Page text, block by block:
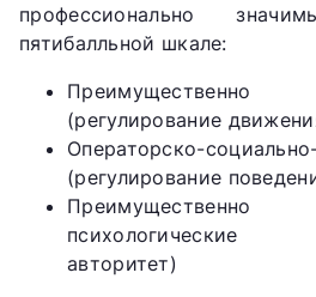
профессионально
пятибалльной шкале:
(регулирование
Операторско-
(регулирование
психологические
авторитет)